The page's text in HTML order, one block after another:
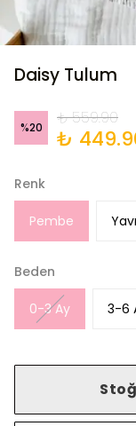
Daisy Tulum
%20 ₺ 559.90
₺
Renk
Pembe
Beden
0-3 Ay 3-6